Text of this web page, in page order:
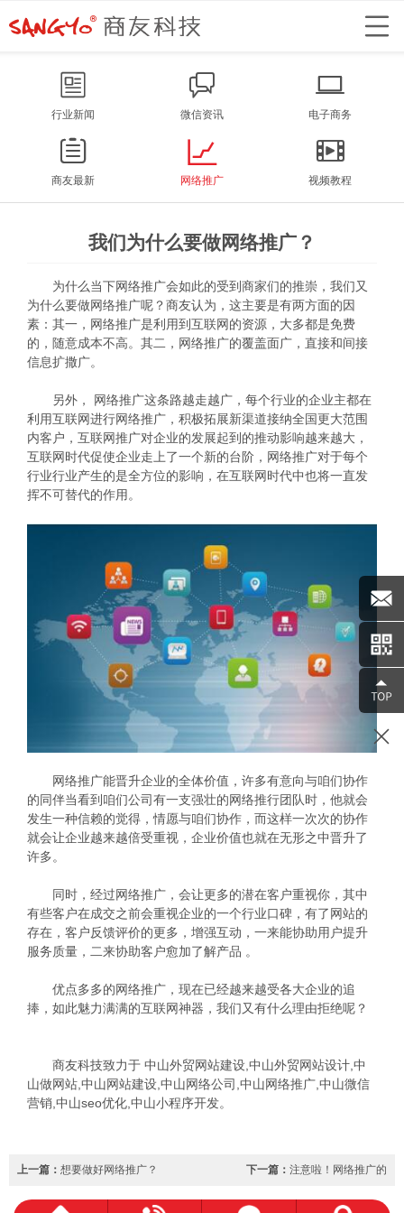
行业新闻 微信资讯 电子商务
商友最新 网络推广 视频教程
我们为什么要做网络推广？
为什么当下网络推广会如此的受到商家们的推崇，我们又
为什么要做网络推广呢？商友认为，这主要是有两方面的因
素：其一，网络推广是利用到互联网的资源，大多都是免费
的，随意成本不高。其二，网络推广的覆盖面广，直接和间接
信息扩撒广。
另外， 网络推广这条路越走越广，每个行业的企业主都在
利用互联网进行网络推广，积极拓展新渠道接纳全国更大范围
内客户，互联网推广对企业的发展起到的推动影响越来越大，
互联网时代促使企业走上了一个新的台阶，网络推广对于每个
行业行业产生的是全方位的影响，在互联网时代中也将一直发
挥不可替代的作用。
网络推广能晋升企业的全体价值，许多有意向与咱们协作
的同伴当看到咱们公司有一支强壮的网络推行团队时，他就会
发生一种信赖的觉得，情愿与咱们协作，而这样一次次的协作
就会让企业越来越倍受重视，企业价值也就在无形之中晋升了
许多。
同时，经过网络推广 ，会让更多的潜在客户重视你，其中
有些客户在成交之前会重视企业的一个行业口碑，有了网站的
存在，客户反馈评价的更多，增强互动，一来能协助用户提升
服务质量，二来协助客户愈加了解产品 。
优点多多的网络推广，现在已经越来越受各大企业的追
捧，如此魅力满满的互联网神器，我们又有什么理由拒绝呢？
商友科技致力于 中山外贸网站建设 中山外贸网站设计 中
山做网站 中山网站建设 中山网络公司 中山网络推广 中山微信
营销 中山seo优化 中山小程序开发。
上一篇： 想要做好网络推广？
那得先从站内优化下手~
下一篇：注意啦！网络推广的
这些雷区，千万要避开！